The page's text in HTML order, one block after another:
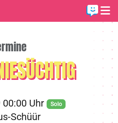
00:00 Uhr Solo
Schüür